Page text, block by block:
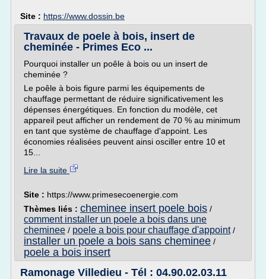
Site : https://www.dossin.be
Travaux de poele à bois, insert de
cheminée - Primes Eco ...
Pourquoi installer un poêle à bois ou un insert de
cheminée ?
Le poêle à bois figure parmi les équipements de
chauffage permettant de réduire significativement les
dépenses énergétiques. En fonction du modèle, cet
appareil peut afficher un rendement de 70 % au minimum
en tant que système de chauffage d'appoint. Les
économies réalisées peuvent ainsi osciller entre 10 et
15...
Lire la suite
Site : https://www.primesecoenergie.com
Thèmes liés : cheminee insert poele bois /
comment installer un poele a bois dans une
cheminee / poele a bois pour chauffage d'appoint/
installer un poele a bois sans cheminee /
poele a bois insert
Ramonage Villedieu - Tél : 04.90.02.03.11